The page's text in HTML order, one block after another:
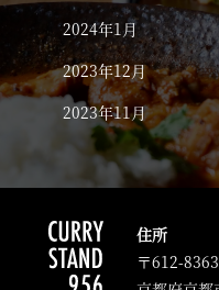
2024年1月
2023年12月
2023年11月
住所
〒612-8363